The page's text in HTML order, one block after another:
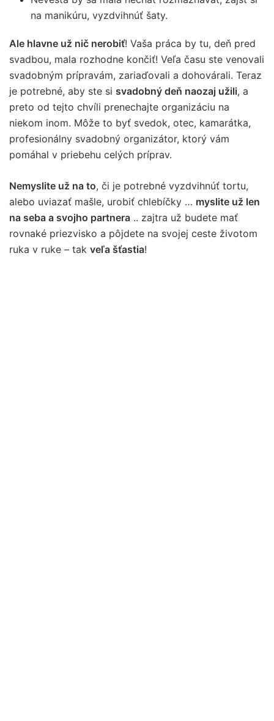
na manikúru, vyzdvihnúť šaty.
Ale hlavne už nič nerobiť! Vaša práca by tu, deň pred
svadbou, mala rozhodne končiť! Veľa času ste venovali
svadobným prípravám, zariaďovali a dohovárali. Teraz
je potrebné, aby ste si svadobný deň naozaj užili, a
preto od tejto chvíli prenechajte organizáciu na
niekom inom. Môže to byť svedok, otec, kamarátka,
profesionálny svadobný organizátor, ktorý vám
pomáhal v priebehu celých príprav.
Nemyslite už na to, či je potrebné vyzdvihnúť tortu,
alebo uviazať mašle, urobiť chlebíčky … myslite už len
na seba a svojho partnera .. zajtra už budete mať
rovnaké priezvisko a pôjdete na svojej ceste životom
ruka v ruke – tak veľa šťastia!